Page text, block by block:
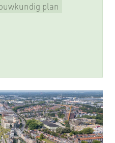
plan